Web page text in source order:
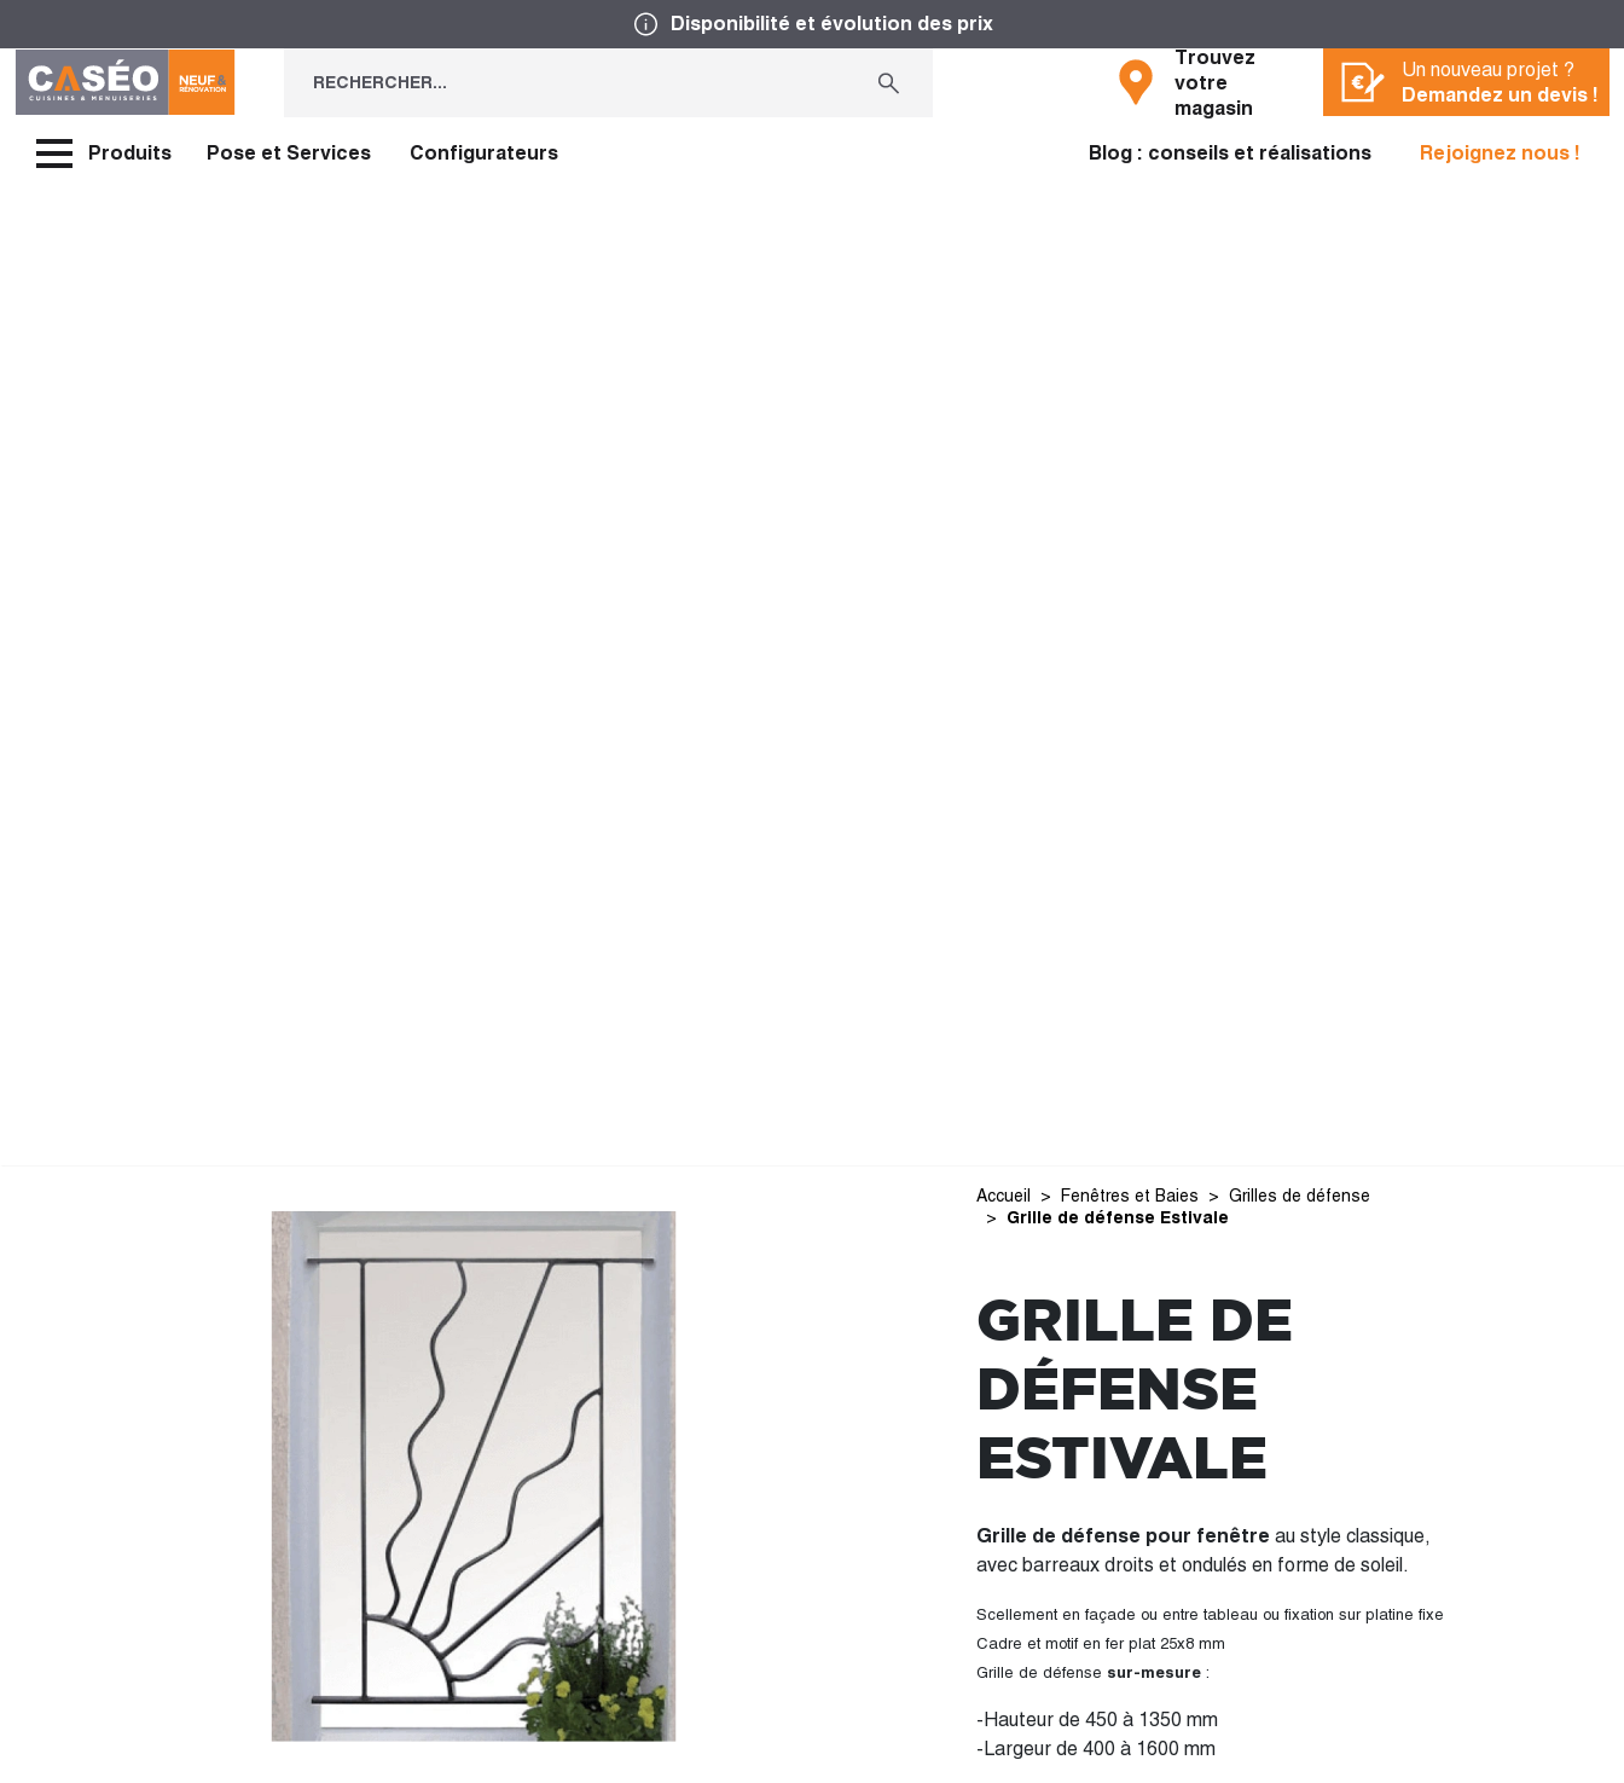
Disponibilité et évolution des prix
Trouvez
votre
magasin
Un nouveau projet ?
Demandez un devis !
Produits Pose et Services Configurateurs Blog : conseils et réalisations Rejoignez nous !
Accueil Fenêtres et Baies
Grilles de défense
Grille de défense Estivale
GRILLE DE
DÉFENSE
ESTIVALE
Grille de défense pour fenêtre au style classique,
avec barreaux droits et ondulés en forme de soleil.
Scellement en façade ou entre tableau ou fixation sur platine fixe
Cadre et motif en fer plat 25x8 mm
Grille de défense sur-mesure :
-Hauteur de 450 à 1350 mm
-Largeur de 400 à 1600 mm